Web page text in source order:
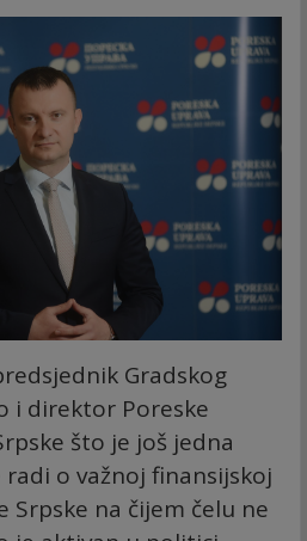
Gradskog
i direktor Poreske
što je još jedna
o važnoj finansijskoj
Srpske na čijem čelu ne